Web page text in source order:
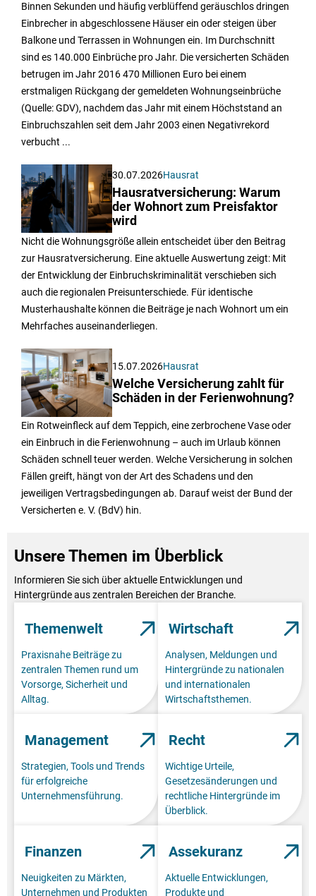
Binnen Sekunden und häufig verblüffend geräuschlos dringen
Einbrecher in abgeschlossene Häuser ein oder steigen über
Balkone und Terrassen in Wohnungen ein. Im Durchschnitt
sind es 140.000 Einbrüche pro Jahr. Die versicherten Schäden
betrugen im Jahr 2016 470 Millionen Euro bei einem
erstmaligen Rückgang der gemeldeten Wohnungseinbrüche
(Quelle: GDV), nachdem das Jahr mit einem Höchststand an
Einbruchszahlen seit dem Jahr 2003 einen Negativrekord
verbucht ...
30.07.2026Hausrat
Hausratversicherung: Warum
der Wohnort zum Preisfaktor
wird
Nicht die Wohnungsgröße allein entscheidet über den Beitrag
zur Hausratversicherung. Eine aktuelle Auswertung zeigt: Mit
der Entwicklung der Einbruchskriminalität verschieben sich
auch die regionalen Preisunterschiede. Für identische
Musterhaushalte können die Beiträge je nach Wohnort um ein
Mehrfaches auseinanderliegen.
15.07.2026Hausrat
Welche Versicherung zahlt für
Schäden in der Ferienwohnung?
Ein Rotweinfleck auf dem Teppich, eine zerbrochene Vase oder
ein Einbruch in die Ferienwohnung – auch im Urlaub können
Schäden schnell teuer werden. Welche Versicherung in solchen
Fällen greift, hängt von der Art des Schadens und den
jeweiligen Vertragsbedingungen ab. Darauf weist der Bund der
Versicherten e. V. (BdV) hin.
Unsere Themen im Überblick
Informieren Sie sich über aktuelle Entwicklungen und
Hintergründe aus zentralen Bereichen der Branche.
Themenwelt
Praxisnahe Beiträge zu
zentralen Themen rund um
Vorsorge, Sicherheit und
Alltag.
Wirtschaft
Analysen, Meldungen und
Hintergründe zu nationalen
und internationalen
Wirtschaftsthemen.
Management
Strategien, Tools und Trends
für erfolgreiche
Unternehmensführung.
Recht
Wichtige Urteile,
Gesetzesänderungen und
rechtliche Hintergründe im
Überblick.
Finanzen
Neuigkeiten zu Märkten,
Unternehmen und Produkten
Assekuranz
Aktuelle Entwicklungen,
Produkte und